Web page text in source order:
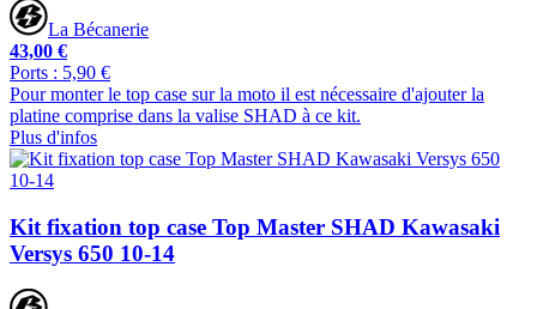
La Bécanerie
43,00 €
Ports : 5,90 €
Pour monter le top case sur la moto il est nécessaire d'ajouter la
platine comprise dans la valise SHAD à ce kit.
Plus d'infos
Kit fixation top case Top Master SHAD Kawasaki
Versys 650 10-14